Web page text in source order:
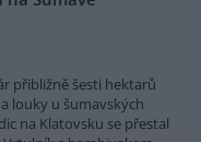
přibližně šesti hektarů
a louky u šumavských
na Klatovsku se přestal